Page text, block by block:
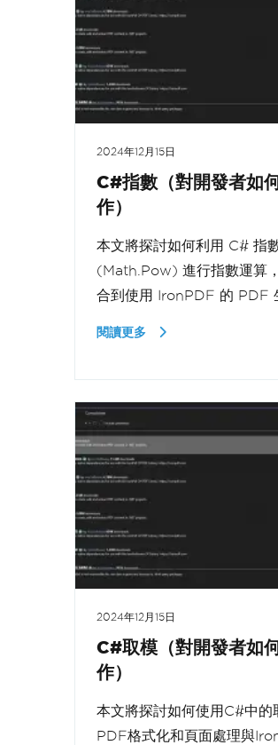
2024年12月15日
C#指數（對開發者如
作）
本文將探討如何利用 C# 指
(Math.Pow) 進行指數運算
合到使用 IronPDF 的 PDF
閱讀更多
2024年12月15日
C#取模（對開發者如
作）
本文將探討如何使用C#中的
PDF格式化和頁面處理與